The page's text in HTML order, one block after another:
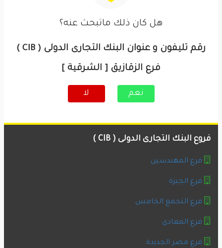
هل كان ذلك ماتبحث عنه؟
رقم تليفون و عنوان البنك التجارى الدولى ( CIB )
فرع الزقازيق [ الشرقية ]
نعم لا
فروع البنك التجارى الدولى ( CIB )
فرع المهندسين
فرع الجيزة
فرع التجمع الخامس
فرع المعادى
فرع مصر الجديدة